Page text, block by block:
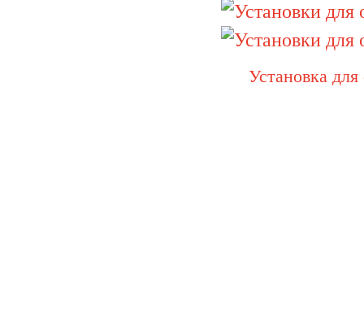
Установка